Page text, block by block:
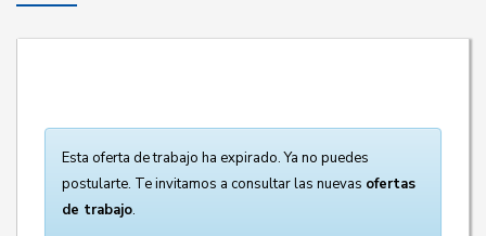
Esta oferta de trabajo ha expirado. Ya no puedes
postularte. Te invitamos a consultar las nuevas ofertas
de trabajo.